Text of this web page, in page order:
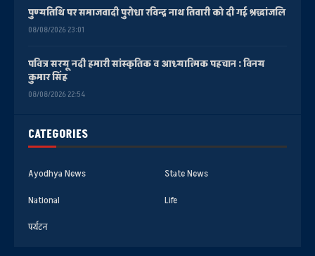
CATEGORIES
Ayodhya News
State News
National
Life
पर्यटन
पुण्यतिथि पर समाजवादी पुरोधा रविन्द्र नाथ तिवारी को दी गई श्रद्धांजलि
08/08/2026 23:01
पवित्र सरयू नदी हमारी सांस्कृतिक व आध्यात्मिक पहचान : विनय
कुमार सिंह
08/08/2026 22:54